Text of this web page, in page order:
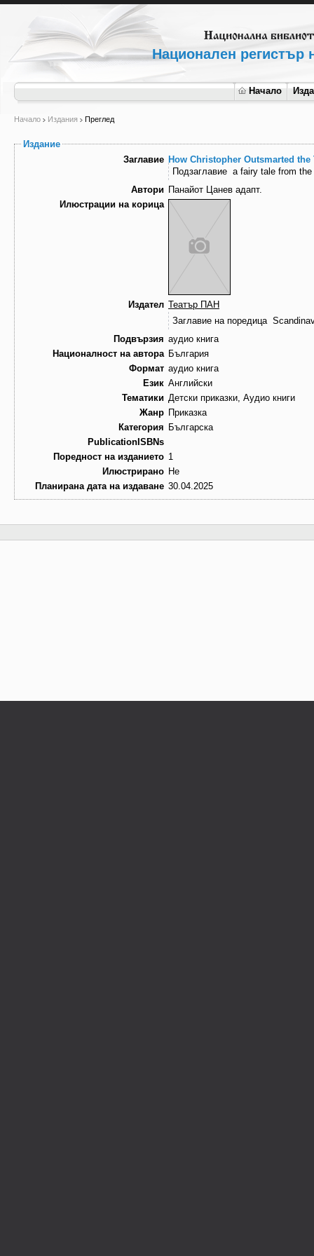
Национален регистър
Начало
Начало Издания Преглед
Издание
Заглавие How Christopher Outsmarted the
Подзаглавие a fairy tale from
Автори Панайот Цанев адапт.
Илюстрации на корица
Издател Театър ПАН
Заглавие на поредица
Подвързия аудио книга
Националност на автора България
Формат аудио книга
Език Английски
Тематики Детски приказки, Аудио книги
Жанр Приказка
Категория Българска
PublicationISBNs
Поредност на изданието 1
Илюстрирано Не
Планирана дата на издаване 30.04.2025